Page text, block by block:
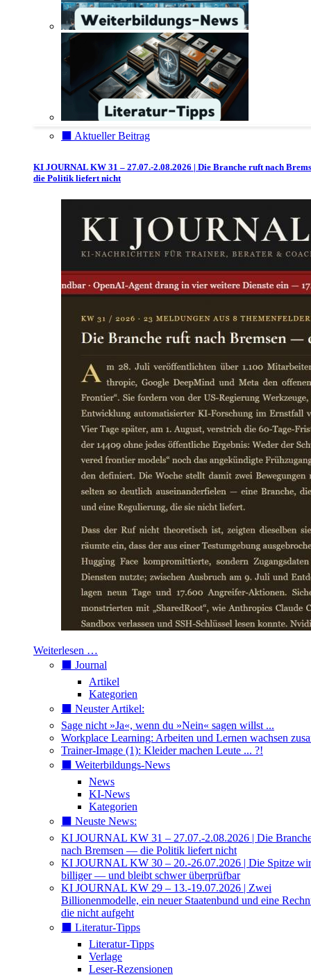
⬛️ Aktueller Beitrag
KI JOURNAL KW 31 – 27.07.-2.08.2026 | Die Branche ruft nach
die Politik liefert nicht
Weiterlesen …
⬛️ Journal
Artikel
Kategorien
⬛️ Neuster Artikel:
Sage nicht »Ja«, wenn du »Nein« sagen willst ...
Workplace Learning: Arbeiten und Lernen wachsen
Trainer-Image (1): Kleider machen Leute ... ?!
⬛️ Weiterbildungs-News
News
KI-News
Kategorien
⬛️ Neuste News:
KI JOURNAL KW 31 – 27.07.-2.08.2026 | Die
nach Bremsen — die Politik liefert nicht
KI JOURNAL KW 30 – 20.-26.07.2026 | Die Spitze
billiger — und bleibt schwer überprüfbar
KI JOURNAL KW 29 – 13.-19.07.2026 | Zwei
Billionenmodelle, ein neuer Staatenbund und eine
die nicht aufgeht
⬛️ Literatur-Tipps
Literatur-Tipps
Verlage
Leser-Rezensionen